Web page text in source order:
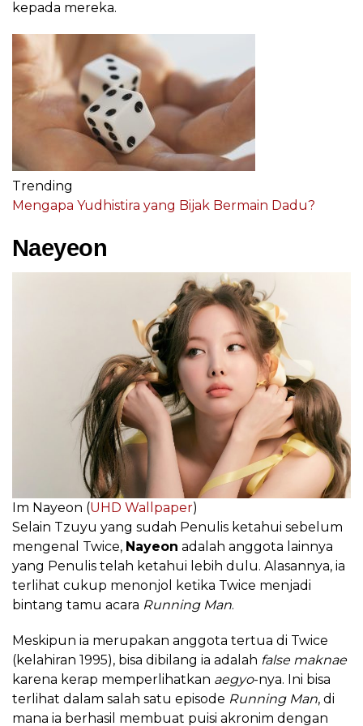
kepada mereka.
Trending
Mengapa Yudhistira yang Bijak Bermain Dadu?
Naeyeon
Im Nayeon (UHD Wallpaper)
Selain Tzuyu yang sudah Penulis ketahui sebelum
mengenal Twice, Nayeon adalah anggota lainnya
yang Penulis telah ketahui lebih dulu. Alasannya, ia
terlihat cukup menonjol ketika Twice menjadi
bintang tamu acara Running Man.
Meskipun ia merupakan anggota tertua di Twice
(kelahiran 1995), bisa dibilang ia adalah false maknae
karena kerap memperlihatkan aegyo-nya. Ini bisa
terlihat dalam salah satu episode Running Man, di
mana ia berhasil membuat puisi akronim dengan